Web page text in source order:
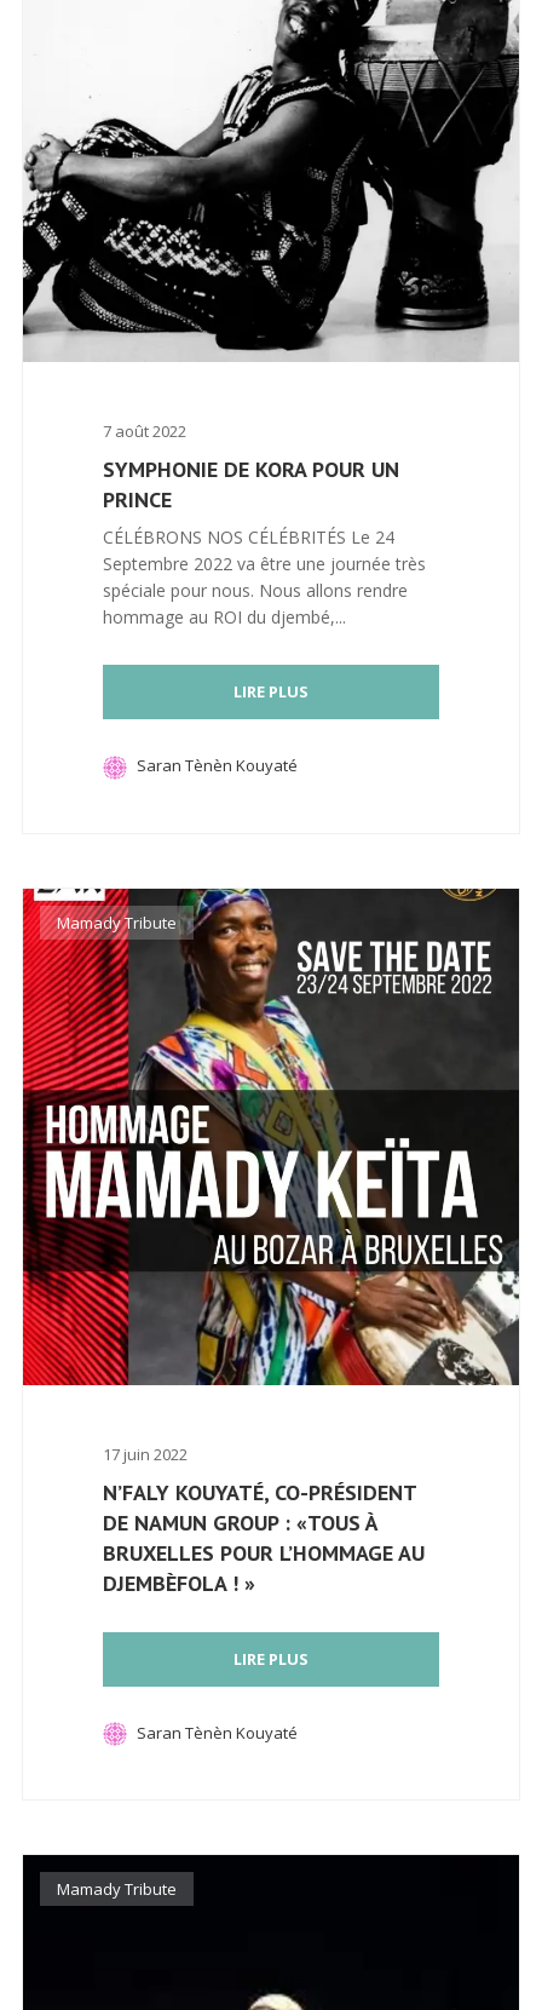
7 août 2022
SYMPHONIE DE KORA POUR UN
PRINCE
CÉLÉBRONS NOS CÉLÉBRITÉS Le 24
Septembre 2022 va être une journée très
spéciale pour nous. Nous allons rendre
hommage au ROI du djembé,...
LIRE PLUS
Saran Tènèn Kouyaté
Mamady Tribute
17 juin 2022
N’FALY KOUYATÉ, CO-PRÉSIDENT
DE NAMUN GROUP : «TOUS À
BRUXELLES POUR L’HOMMAGE AU
DJEMBÈFOLA ! »
LIRE PLUS
Saran Tènèn Kouyaté
Mamady Tribute